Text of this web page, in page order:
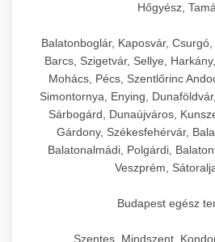
Hőgyész,
Balatonboglár, Kaposvár,
Barcs, Szigetvár, Sellye,
Mohács, Pécs, Szentlőrinc
Simontornya, Enying,
Sárbogárd, Dunaújváros,
Gárdony, Székesfehérvár,
Balatonalmádi, Polgárdi,
Veszprém,
Budapest egész
Szentes, Mindszent,